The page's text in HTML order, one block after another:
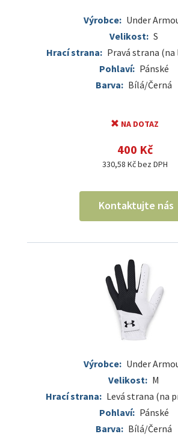
Výrobce: Under
Velikost: S
Hrací strana: Pravá strana (na
Pohlaví: Pánské
Barva: Bílá/Černá
NA DOTAZ
400 Kč
330,58 Kč bez DPH
Kontaktujte nás
Výrobce: Under
Velikost: M
Hrací strana: Levá strana (na
Pohlaví: Pánské
Barva: Bílá/Černá